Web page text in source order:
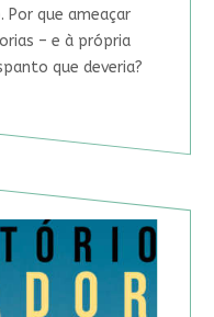
que ameaçar
– e à própria
que deveria?